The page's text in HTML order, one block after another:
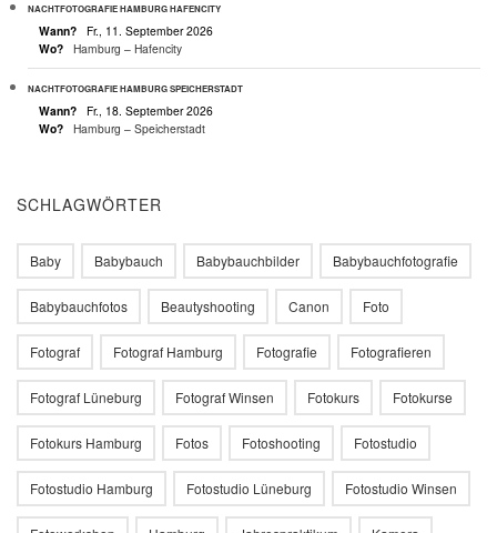
NACHTFOTOGRAFIE HAMBURG HAFENCITY
Wann?
Fr., 11. September 2026
Wo?
Hamburg – Hafencity
NACHTFOTOGRAFIE HAMBURG SPEICHERSTADT
Wann?
Fr., 18. September 2026
Wo?
Hamburg – Speicherstadt
SCHLAGWÖRTER
Baby Babybauch Babybauchbilder Babybauchfotografie
Babybauchfotos Beautyshooting Canon Foto
Fotograf Fotograf Hamburg Fotografie Fotografieren
Fotograf Lüneburg Fotograf Winsen Fotokurs Fotokurse
Fotokurs Hamburg Fotos Fotoshooting Fotostudio
Fotostudio Hamburg Fotostudio Lüneburg Fotostudio Winsen